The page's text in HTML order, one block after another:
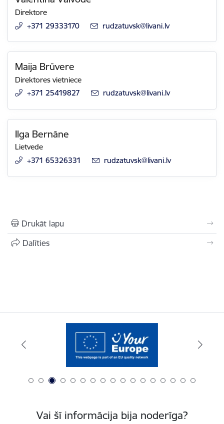
Direktore
+371 29333170
E-pasts:
rudzatuvsk@livani.lv
Maija Brūvere
Direktores vietniece
+371 25419827
E-pasts:
rudzatuvsk@livani.lv
Ilga Bernāne
Lietvede
+371 65326331
E-pasts:
rudzatuvsk@livani.lv
Drukāt lapu
Dalīties
Vai šī informācija bija noderīga?